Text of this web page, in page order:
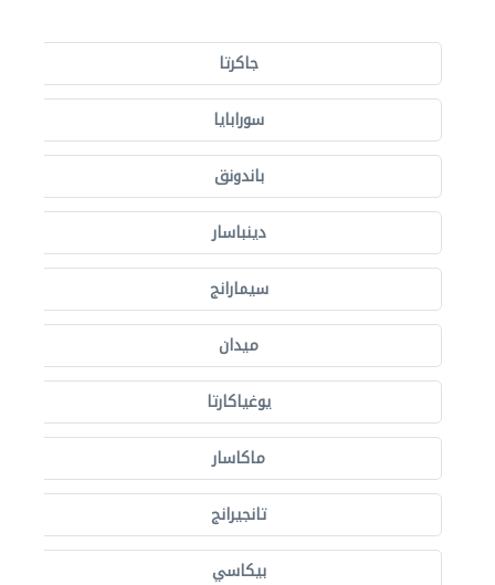
جاكرتا
سورابايا
باندونق
دينباسار
سيمارانج
ميدان
يوغياكارتا
ماكاسار
تانجيرانج
بيكاسي